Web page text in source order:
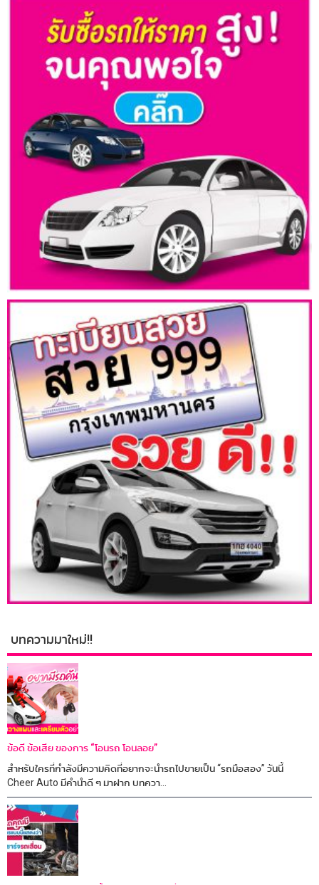
บทความมาใหม่!!
ข้อดี ข้อเสีย ของการ “โอนรถ โอนลอย”
สำหรับใครที่กำลังมีความคิดที่อยากจะนำรถไปขายเป็น “รถมือสอง” วันนี้
Cheer Auto มีคำนำดี ๆ มาฝาก บทควา...